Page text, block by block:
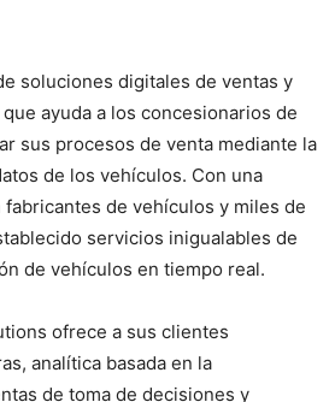
soluciones digitales de ventas y
ayuda a los concesionarios de
sus procesos de venta mediante la
de los vehículos. Con una
de vehículos y miles de
servicios inigualables de
de vehículos en tiempo real.
ofrece a sus clientes
analítica basada en la
de toma de decisiones y